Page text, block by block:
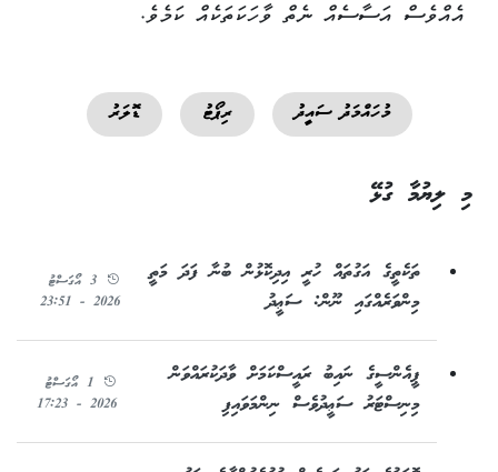
އެއްވެސް އަސާސެއް ނެތް ވާހަކަތަކެއް ކަމެވެ.
މުހައްމަދު ސައީދު ރިޕޯޓު ޑޮލަރު
މި ލިޔުމާ ގުޅޭ
ތަކެތީގެ އަގުތައް ހުރީ އިދިކޮޅުން ބުނާ ފަދަ މަތީ
މިންވަރެއްގައި ނޫން: ސަޢީދު
3 އޯގަސްޓު
2026 - 23:51
ޕީއެންސީގެ ނައިބު ރައީސްކަމަށް ވާދަކުރައްވަން
މިނިސްޓަރު ސަޢީދުވެސް ނިންމަވައިފި
1 އޯގަސްޓު
2026 - 17:23